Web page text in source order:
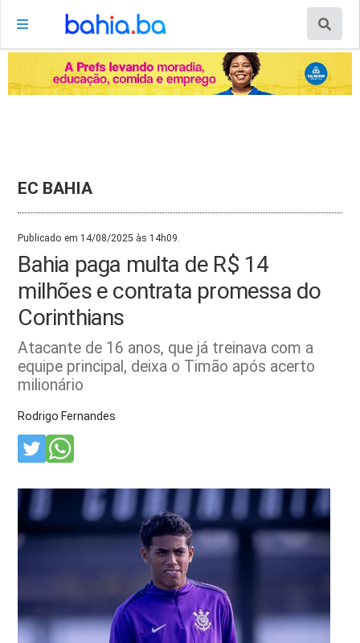
EC BAHIA
Publicado em 14/08/2025 às 14h09.
Bahia paga multa de R$ 14
milhões e contrata promessa do
Corinthians
Atacante de 16 anos, que já treinava com a
equipe principal, deixa o Timão após acerto
milionário
Rodrigo Fernandes